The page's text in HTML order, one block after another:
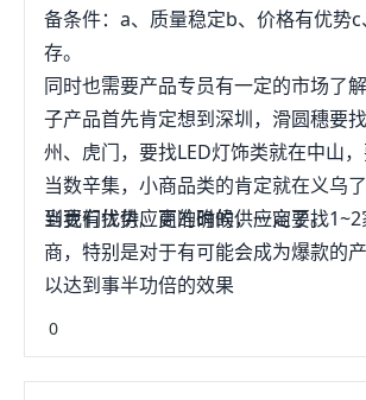
备条件：a、质量稳定b、价格有优势
存。
同时也需要产品专员有一定的市场了
子产品首先肯定想到深圳，滑圆穗要
州、虎门，要找LED灯饰类就在中山
当数辛集，小商品类的肯定就在义乌
到更有优势、更准确的供应商了。
当我们找供应商的时候，一定要找
商，特别是对于有可能会成为爆款的
以达到事半功倍的效果
0